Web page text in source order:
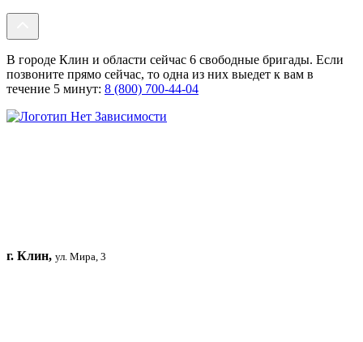
В городе Клин и области сейчас 6 свободные бригады. Если
позвоните прямо сейчас, то одна из них выедет к вам в
течение 5 минут: 8 (800) 700-44-04
г. Клин, ул. Мира, 3